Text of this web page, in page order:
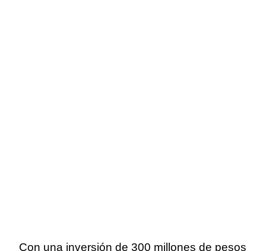
Con una inversión de 300 millones de pesos